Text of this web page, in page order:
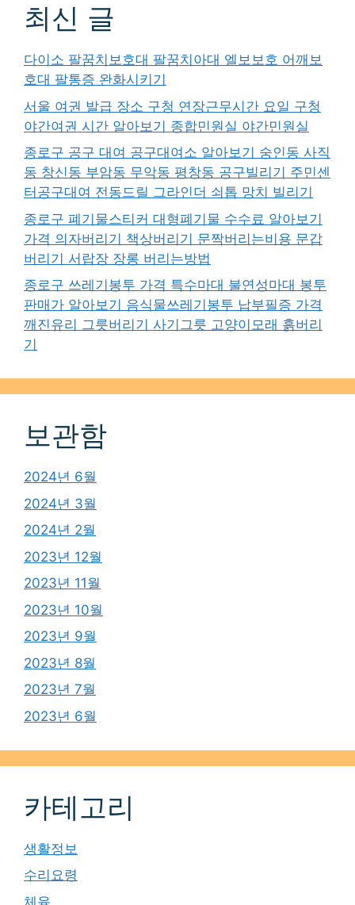
최신 글
다이소 팔꿈치보호대 팔꿈치아대 엘보보호 어깨보
호대 팔통증 완화시키기
서울 여권 발급 장소 구청 연장근무시간 요일 구청
야간여권 시간 알아보기 종합민원실 야간민원실
종로구 공구 대여 공구대여소 알아보기 숭인동 사직
동 창신동 부암동 무악동 평창동 공구빌리기 주민센
터공구대여 전동드릴 그라인더 쇠톱 망치 빌리기
종로구 폐기물스티커 대형폐기물 수수료 알아보기
가격 의자버리기 책상버리기 문짝버리는비용 문갑
버리기 서랍장 장롱 버리는방법
종로구 쓰레기봉투 가격 특수마대 불연성마대 봉투
판매가 알아보기 음식물쓰레기봉투 납부필증 가격
깨진유리 그릇버리기 사기그릇 고양이모래 흙버리
기
보관함
2024년 6월
2024년 3월
2024년 2월
2023년 12월
2023년 11월
2023년 10월
2023년 9월
2023년 8월
2023년 7월
2023년 6월
카테고리
생활정보
수리요령
체육